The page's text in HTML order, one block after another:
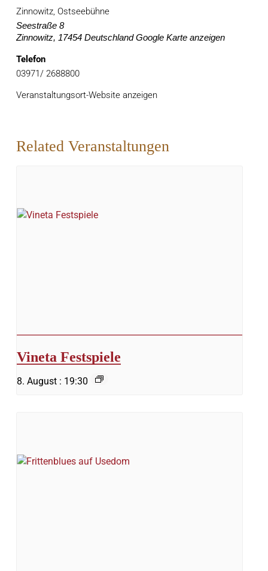
Zinnowitz, Ostseebühne
Seestraße 8
Zinnowitz, 17454 Deutschland Google Karte anzeigen
Telefon
03971/ 2688800
Veranstaltungsort-Website anzeigen
Related Veranstaltungen
Vineta Festspiele
8. August : 19:30